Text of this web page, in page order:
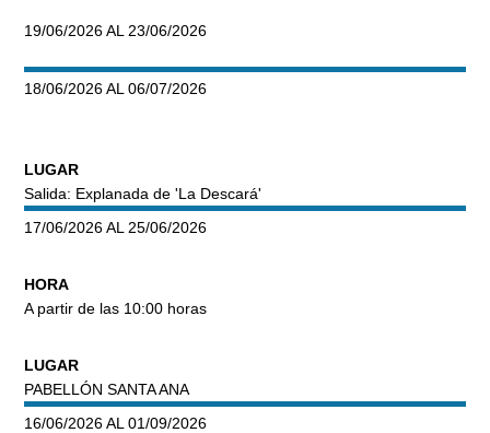
19/06/2026 AL 23/06/2026
18/06/2026 AL 06/07/2026
LUGAR
Salida: Explanada de 'La Descará'
17/06/2026 AL 25/06/2026
HORA
A partir de las 10:00 horas
LUGAR
PABELLÓN SANTA ANA
16/06/2026 AL 01/09/2026